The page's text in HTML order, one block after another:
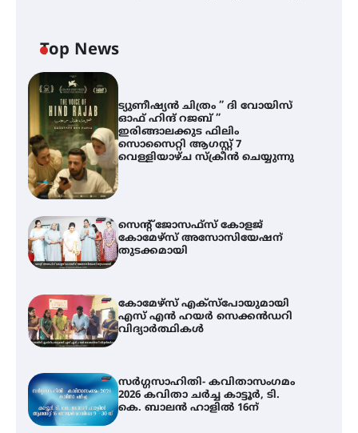
Top News
ട്യുണീഷ്യൻ ചിത്രം ” ദി വോയിസ്
ഓഫ് ഹിന്ദ് റജബ് ”
ഇരിങ്ങാലക്കുട ഫിലിം
സൊസൈറ്റി ആഗസ്റ്റ് 7
വെള്ളിയാഴ്ച സ്‌ക്രീൻ ചെയ്യുന്നു
സെന്റ് ജോസഫ്സ് കോളജ്
കോമേഴ്‌സ് അസോസിയേഷന്
തുടക്കമായി
കോമേഴ്സ് എക്സ്പോയുമായി
എസ് എൻ ഹയർ സെക്കൻഡറി
വിദ്യാർത്ഥികൾ
സർഗ്ഗസാഹിതി- കവിതാസംഗമം
2026 കവിതാ ചർച്ച കാട്ടൂർ, ടി.
കെ. ബാലൻ ഹാളിൽ 16ന്